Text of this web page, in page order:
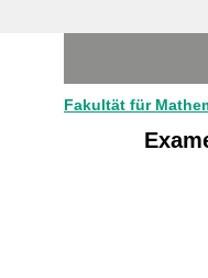
Fakultät für